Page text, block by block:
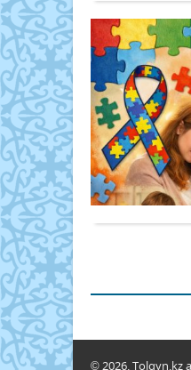
© 2026. Tolqyn.kz